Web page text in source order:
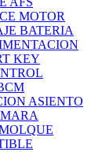
MOTOR
BATERIA
KEY
ASIENTO